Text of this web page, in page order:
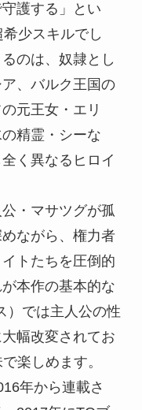
護する」とい
少スキルでし
のは、奴隷とし
、バルク王国の
元王女・エリ
精霊・シーな
く異なるヒロイ
・マサツグが孤
ながら、権力者
トたちを圧倒的
本作の基本的な
）では主人公の性
幅改変されてお
楽しめます。
年から連載さ